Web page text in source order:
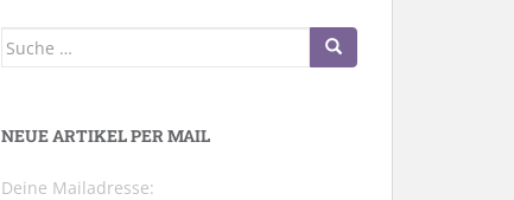
Suche
NEUE ARTIKEL PER MAIL
Deine Mailadresse: